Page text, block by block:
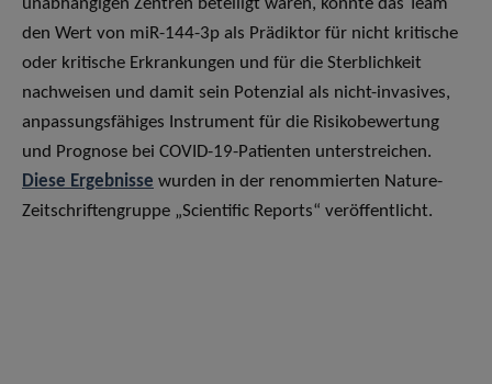
unabhängigen Zentren beteiligt waren, konnte das Team
den Wert von miR-144-3p als Prädiktor für nicht kritische
oder kritische Erkrankungen und für die Sterblichkeit
nachweisen und damit sein Potenzial als nicht-invasives,
anpassungsfähiges Instrument für die Risikobewertung
und Prognose bei COVID-19-Patienten unterstreichen.
Diese Ergebnisse wurden in der renommierten Nature-
Zeitschriftengruppe „Scientific Reports“ veröffentlicht.